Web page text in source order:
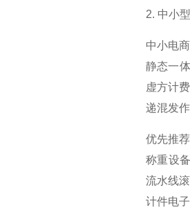
2. 中小
中小电
静态一
虚方计
递混发
优先推
称重设
流水线
计件电